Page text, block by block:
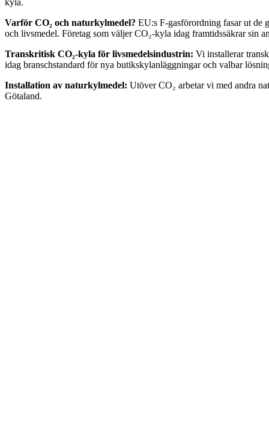
kyla.
Varför CO₂ och naturkylmedel? EU:s F-gasförordning fasar ut de
och livsmedel. Företag som väljer CO₂-kyla idag framtidssäkrar sin
Transkritisk CO₂-kyla för livsmedelsindustrin: Vi installerar
idag branschstandard för nya butikskylanläggningar och valbar
Installation av naturkylmedel: Utöver CO₂ arbetar vi med andra
Götaland.